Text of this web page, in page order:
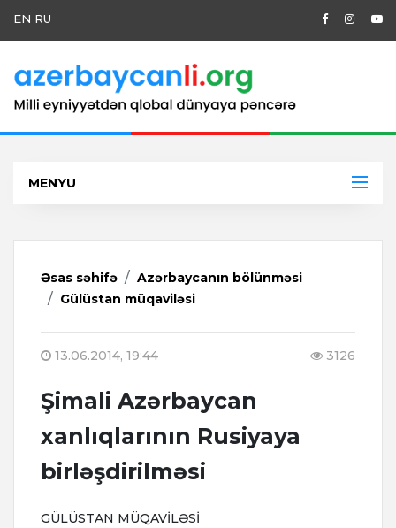
EN RU
MENYU
Əsas səhifə
Azərbaycanın bölünməsi
Gülüstan müqaviləsi
13.06.2014, 19:44 3126
Şimali Azərbaycan
xanlıqlarının Rusiyaya
birləşdirilməsi
GÜLÜSTAN MÜQAVİLƏSİ